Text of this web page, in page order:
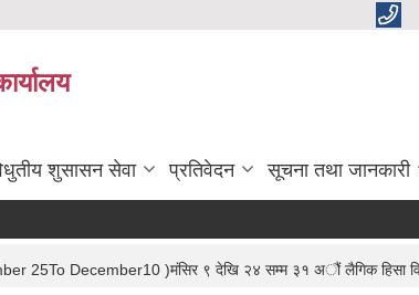
शुसासन सेवा प्रतिवेदन सूचना तथा जानकारी
25To December10 )मंसिर ९ देखि २४ सम्म ३१ अौं लैगिक हिसा